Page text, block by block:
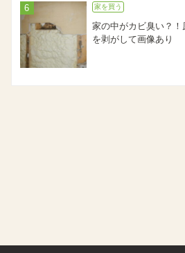
家を買う
家の中がカビ臭い？
を剥がして画像あり